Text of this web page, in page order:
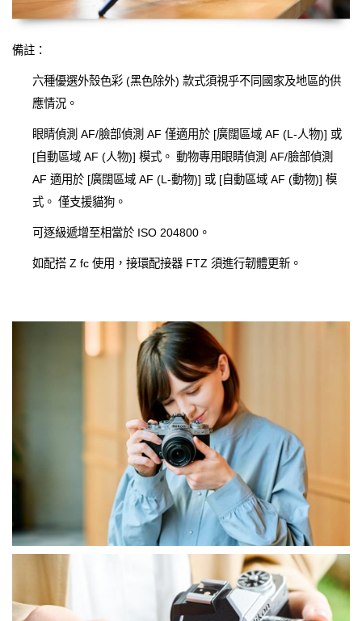
備註：
六種優選外殼色彩 (黑色除外) 款式須視乎不同國家及地區的供
應情況。
眼睛偵測 AF/臉部偵測 AF 僅適用於 [廣闊區域 AF (L-人物)] 或
[自動區域 AF (人物)] 模式。 動物專用眼睛偵測 AF/臉部偵測
AF 適用於 [廣闊區域 AF (L-動物)] 或 [自動區域 AF (動物)] 模
式。 僅支援貓狗。
可逐級遞增至相當於 ISO 204800。
如配搭 Z fc 使用，接環配接器 FTZ 須進行韌體更新。